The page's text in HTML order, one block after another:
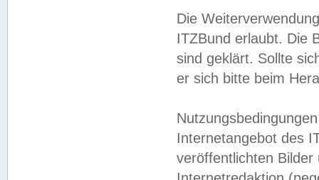
Die
ITZBund erlaubt. Die
sind geklärt. Sollte
er sich bitte beim
Internetangebot des
veröffentlichten